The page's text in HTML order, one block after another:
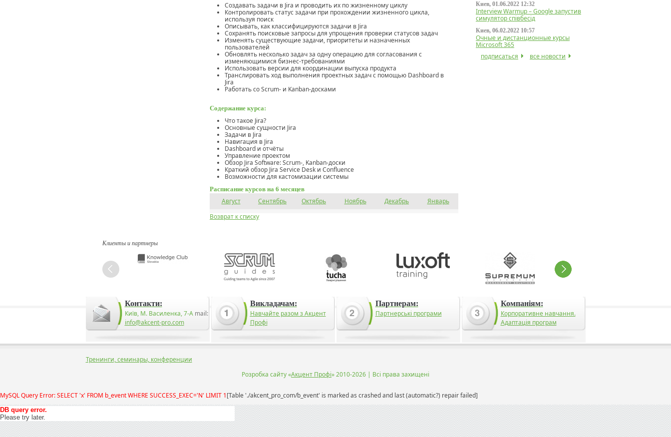
Создавать задачи в Jira и проводить их по жизненному циклу
Контролировать статус задачи при прохождении жизненного цикла,
используя поиск
Описывать, как классифицируются задачи в Jira
Сохранять поисковые запросы для упрощения проверки статусов задач
Изменять существующие задачи, приоритеты и назначенных
пользователей
Обновлять несколько задач за одну операцию для согласования с
изменяющимися бизнес-требованиями
Использовать версии для координации выпуска продукта
Транслировать ход выполнения проектных задач с помощью Dashboard в
Jira
Работать со Scrum- и Kanban-досками
Содержание курса:
Что такое Jira?
Основные сущности Jira
Задачи в Jira
Навигация в Jira
Dashboard и отчёты
Управление проектом
Обзор Jira Software: Scrum-, Kanban-доски
Краткий обзор Jira Service Desk и Confluence
Возможности для кастомизации системы
Расписание курсов на 6 месяцев
Август Сентябрь Октябрь Ноябрь Декабрь
Январь
Возврат к списку
Киев, 01.06.2022 12:32
Interview Warmup – Google запустив
симулятор співбесід
Киев, 06.02.2022 10:57
Очные и дистанционные курсы
Microsoft 365
подписаться
все новости
Клиенты и партнеры
Контакти:
Київ, М. Василенка, 7-Аmail:
info@akcent-pro.com
Викладачам:
Навчайте разом з Акцент
Профі
Партнерам:
Партнерські програми
Компаніям:
Корпоративне навчання.
Адаптація програм
Розробка сайту «Акцент Профі» 2010-2026 | Всі права захищені
Тренинги, семинары, конференции
MySQL Query Error: SELECT 'x' FROM b_event WHERE SUCCESS_EXEC='N' LIMIT 1[Table './akcent_pro_com/b_event' is marked as crashed and last (automatic?) repair failed]
DB query error.
Please try later.